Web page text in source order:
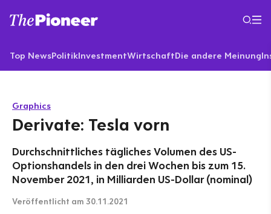
Top NewsPolitikInvestmentWirtschaftDie andere Meinung
Graphics
Derivate: Tesla vorn
Durchschnittliches tägliches Volumen des US-
Optionshandels in den drei Wochen bis zum 15.
November 2021, in Milliarden US-Dollar (nominal)
Veröffentlicht am 30.11.2021